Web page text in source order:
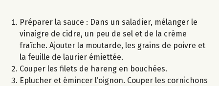
Préparer la sauce : Dans un saladier, mélanger le
vinaigre de cidre, un peu de sel et de la crème
fraîche. Ajouter la moutarde, les grains de poivre et
la feuille de laurier émiettée.
Couper les filets de hareng en bouchées.
Eplucher et émincer l’oignon. Couper les cornichons